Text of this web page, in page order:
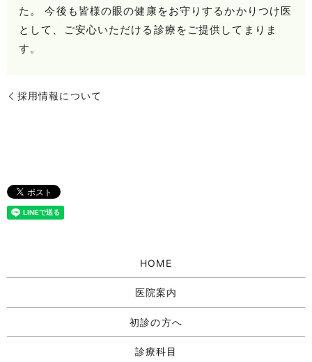
た。 今後も皆様の眼の健康をお守りするかかりつけ医
として、ご安心いただける診療をご提供してまりま
す。
採用情報について
HOME
医院案内
初診の方へ
診療科目